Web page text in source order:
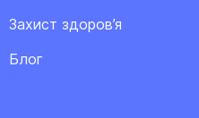
Захист здоров’я
Блог